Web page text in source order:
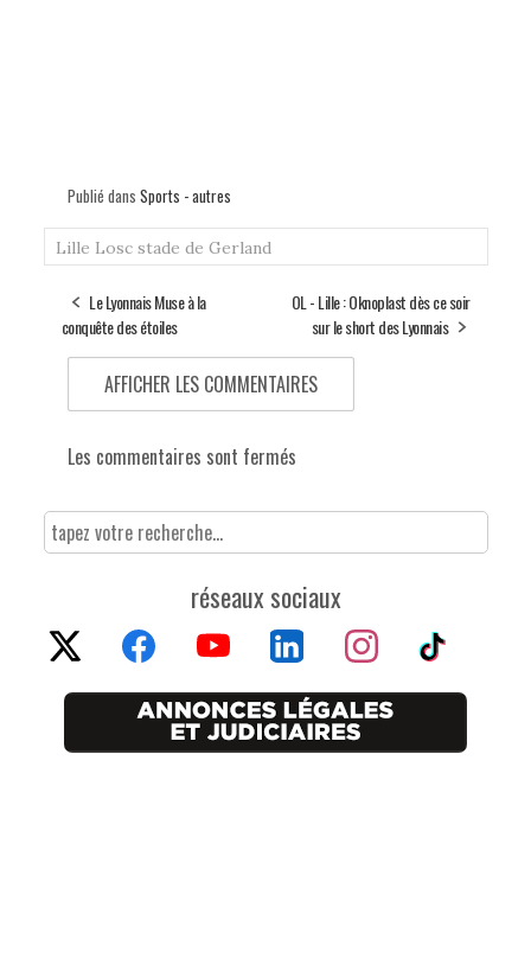
Publié dans Sports - autres
Lille Losc stade de Gerland
Le Lyonnais Muse à la
conquête des étoiles
OL - Lille : Oknoplast dès ce soir
sur le short des Lyonnais
AFFICHER LES COMMENTAIRES
Les commentaires sont fermés
réseaux sociaux